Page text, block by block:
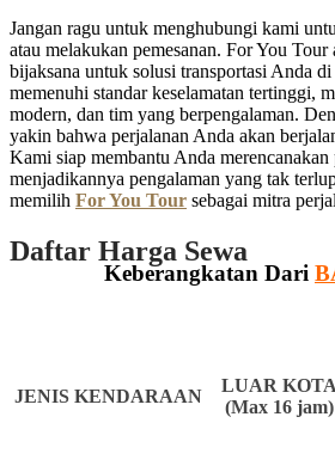
Jangan ragu untuk menghubungi kami
atau melakukan pemesanan. For You
bijaksana untuk solusi transportasi Anda
memenuhi standar keselamatan tertinggi,
modern, dan tim yang berpengalaman.
yakin bahwa perjalanan Anda akan
Kami siap membantu Anda
menjadikannya pengalaman yang tak
memilih For You Tour sebagai mitra
Daftar Harga Sewa
Keberangkatan Dari
JENIS KENDARAAN
LUAR KOTA
(Max 16 jam)